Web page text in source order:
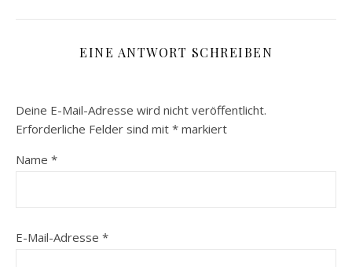
EINE ANTWORT SCHREIBEN
Deine E-Mail-Adresse wird nicht veröffentlicht.
Erforderliche Felder sind mit * markiert
Name *
E-Mail-Adresse *